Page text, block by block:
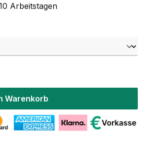
Arbeitstagen
Warenkorb